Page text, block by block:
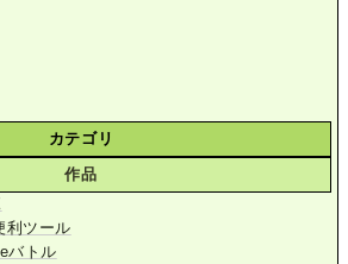
カテゴリ
作品
利ツール
バトル